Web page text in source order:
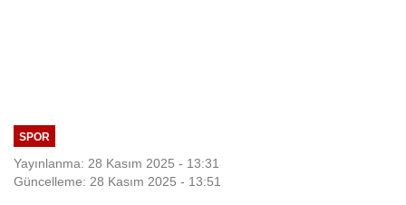
SPOR
Yayınlanma: 28 Kasım 2025 - 13:31
Güncelleme: 28 Kasım 2025 - 13:51